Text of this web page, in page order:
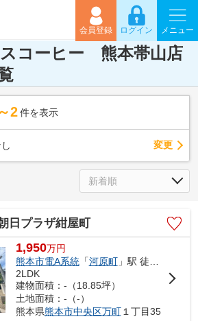
会員登録 ログイン メニュー
コーヒー 熊本帯山店
2 件を表示
変更
日プラザ紺屋町
1,950万円
熊本市電A系統「河原町」駅 徒歩4分
2LDK
建物面積：-（18.85坪）
土地面積：-（-）
熊本県熊本市中央区万町１丁目35